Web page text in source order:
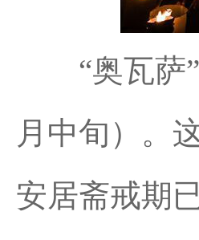
“奥瓦萨”
月中旬）。
安居斋戒期